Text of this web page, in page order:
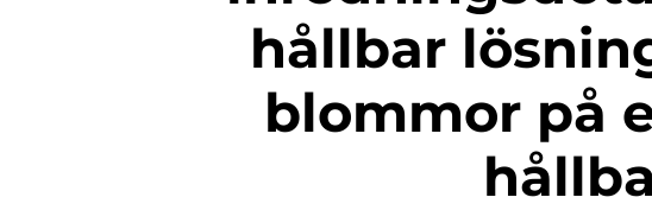
hållbar
blommor på